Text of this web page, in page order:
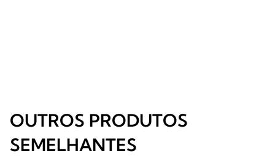
OUTROS PRODUTOS
SEMELHANTES